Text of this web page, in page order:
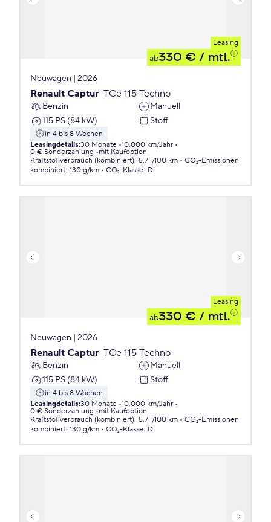
Leasing
ab330 € / mtl.
Neuwagen | 2026
Renault Captur TCe 115 Techno
Benzin
Manuell
115 PS (84 kW)
Stoff
in 4 bis 8 Wochen
Leasingdetails:30 Monate 10.000 km/Jahr
0 € Sonderzahlung
mit Kaufoption
Kraftstoffverbrauch (kombiniert): 5,7 l/100 km
CO₂-Emissionen
kombiniert: 130 g/km CO₂-Klasse: D
Leasing
ab330 € / mtl.
Neuwagen | 2026
Renault Captur TCe 115 Techno
Benzin
Manuell
115 PS (84 kW)
Stoff
in 4 bis 8 Wochen
Leasingdetails:30 Monate 10.000 km/Jahr
0 € Sonderzahlung
mit Kaufoption
Kraftstoffverbrauch (kombiniert): 5,7 l/100 km
CO₂-Emissionen
kombiniert: 130 g/km CO₂-Klasse: D